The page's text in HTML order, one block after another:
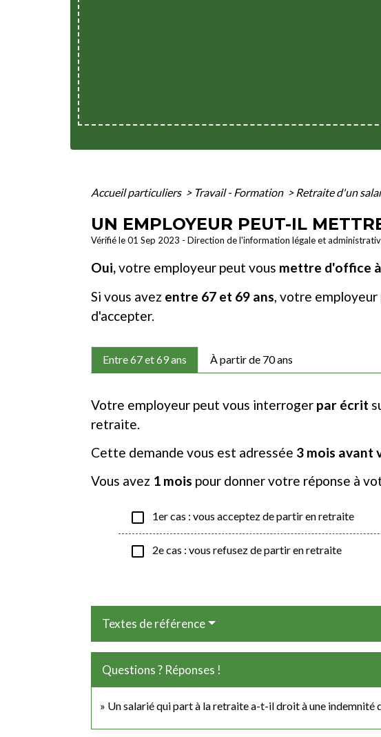
Accueil particuliers > Travail - Formation > Retraite d'un
UN EMPLOYEUR PEUT-IL
Vérifié le 01 Sep 2023 - Direction de l'information légale et
Oui,votre employeur peut vous mettre d'office
Si vous avez entre 67 et 69 ans, votre employeur
d'accepter.
Entre 67 et 69 ans À partir de 70 ans
Votre employeur peut vous interroger par écrit
retraite.
Cette demande vous est adressée 3 mois avant
Vous avez 1 mois pour donner votre réponse à
check_box_outline_blank 1er cas : vous acceptez de partir en retraite
check_box_outline_blank 2e cas : vous refusez de partir en retraite
Textes de référence
Questions ? Réponses !
Un salarié qui part à la retraite a-t-il droit à une indemnité